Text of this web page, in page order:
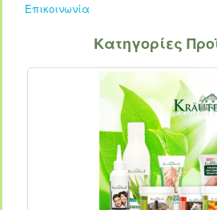
Επικοινωνία
Κατηγορίες